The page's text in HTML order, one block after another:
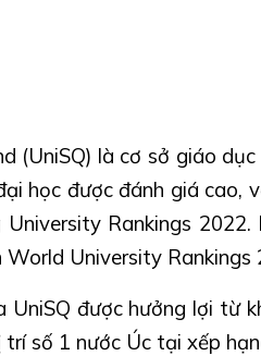
(UniSQ) là cơ sở giáo
học được đánh giá
University Rankings
University
UniSQ được hưởng lợi từ
trí số 1 nước Úc tại xếp